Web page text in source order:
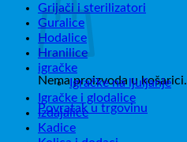
Nema proizvoda u košarici.
Povratak u trgovinu
Grijači i sterilizatori
Guralice
Hodalice
Hranilice
igračke
Igračke na ljuljanje
Igračke i glodalice
Izdajalice
Kadice